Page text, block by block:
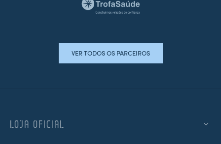
VER TODOS OS PARCEIROS
LOJA OFICIAL